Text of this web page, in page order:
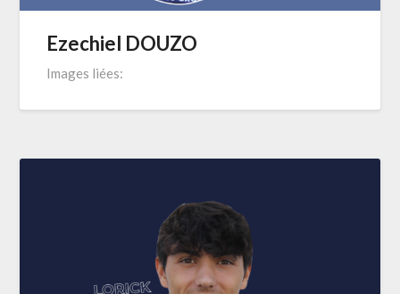
Ezechiel DOUZO
Images liées: